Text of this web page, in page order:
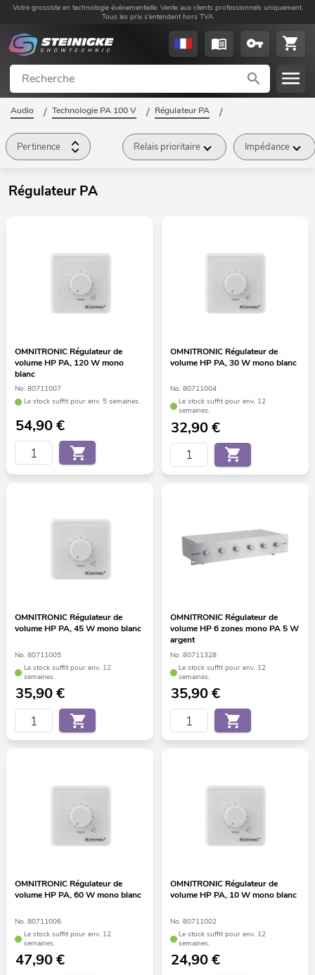
Votre grossiste en technologie événementielle. Vente aux clients professionnels uniquement.
Tous les prix s'entendent hors TVA
Audio / Technologie PA 100 V / Régulateur PA /
Pertinence Relais prioritaire Impédance
Régulateur PA
OMNITRONIC Régulateur de
volume HP PA, 120 W mono
blanc
No. 80711007
Le stock suffit pour env. 5 semaines.
54,90€
OMNITRONIC Régulateur de
volume HP PA, 30 W mono blanc
No. 80711004
Le stock suffit pour env. 12
semaines.
32,90€
OMNITRONIC Régulateur de
volume HP PA, 45 W mono blanc
No. 80711005
Le stock suffit pour env. 12
semaines.
35,90€
OMNITRONIC Régulateur de
volume HP 6 zones mono PA 5 W
argent
No. 80711328
Le stock suffit pour env. 12
semaines.
35,90€
OMNITRONIC Régulateur de
volume HP PA, 60 W mono blanc
No. 80711006
Le stock suffit pour env. 12
semaines.
47,90€
OMNITRONIC Régulateur de
volume HP PA, 10 W mono blanc
No. 80711002
Le stock suffit pour env. 12
semaines.
24,90€